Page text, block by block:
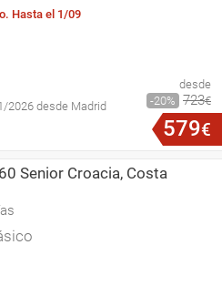
Hasta el 1/09
2026 desde Madrid
desde
20
723€
579€
Senior Croacia, Costa